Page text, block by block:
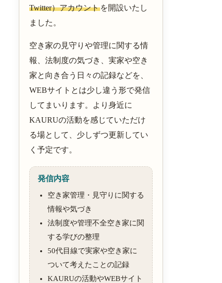
Twitter）アカウント を開設いたし
ました。
空き家の見守りや管理に関する情
報、法制度の気づき、実家や空き
家と向き合う日々の記録などを、
WEBサイトとは少し違う形で発信
してまいります。より身近に
KAURUの活動を感じていただけ
る場として、少しずつ更新してい
く予定です。
発信内容
空き家管理・見守りに関する
情報や気づき
法制度や管理不全空き家に関
する学びの整理
50代目線で実家や空き家に
ついて考えたことの記録
KAURUの活動やWEBサイト